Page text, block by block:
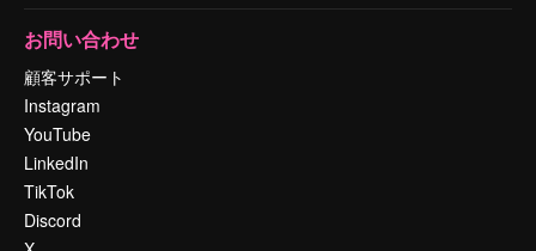
お問い合わせ
顧客サポート
Instagram
YouTube
LinkedIn
TikTok
Discord